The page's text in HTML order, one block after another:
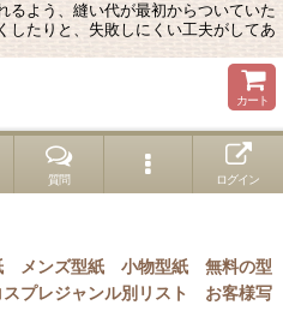
るよう、縫い代が最初からついていた
したりと、失敗しにくい工夫がしてあ
カート
質問 ログイン
メンズ型紙 小物型紙
無料の型
スプレジャンル別リスト
お客様写